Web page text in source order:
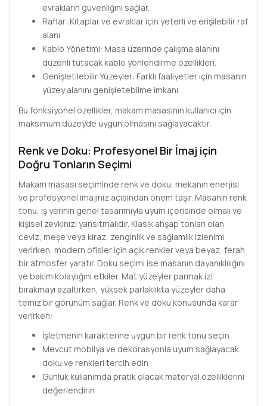
evrakların güvenliğini sağlar.
Raflar: Kitaplar ve evraklar için yeterli ve erişilebilir raf
alanı.
Kablo Yönetimi: Masa üzerinde çalışma alanını
düzenli tutacak kablo yönlendirme özellikleri.
Genişletilebilir Yüzeyler: Farklı faaliyetler için masanın
yüzey alanını genişletebilme imkanı.
Bu fonksiyonel özellikler, makam masasının kullanıcı için
maksimum düzeyde uygun olmasını sağlayacaktır.
Renk ve Doku: Profesyonel Bir İmaj için
Doğru Tonların Seçimi
Makam masası seçiminde renk ve doku, mekanın enerjisi
ve profesyonel imajınız açısından önem taşır. Masanın renk
tonu, iş yerinin genel tasarımıyla uyum içerisinde olmalı ve
kişisel zevkinizi yansıtmalıdır. Klasik ahşap tonları olan
ceviz, meşe veya kiraz, zenginlik ve sağlamlık izlenimi
verirken, modern ofisler için açık renkler veya beyaz, ferah
bir atmosfer yaratır. Doku seçimi ise masanın dayanıklılığını
ve bakım kolaylığını etkiler. Mat yüzeyler parmak izi
bırakmayı azaltırken, yüksek parlaklıkta yüzeyler daha
temiz bir görünüm sağlar. Renk ve doku konusunda karar
verirken:
İşletmenin karakterine uygun bir renk tonu seçin
Mevcut mobilya ve dekorasyonla uyum sağlayacak
doku ve renkleri tercih edin
Günlük kullanımda pratik olacak materyal özelliklerini
değerlendirin